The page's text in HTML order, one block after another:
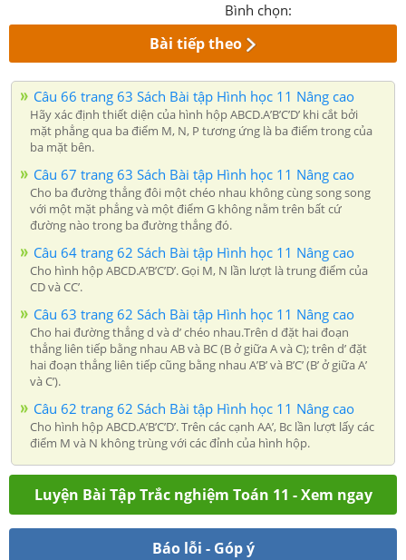
Bình chọn:
Bài tiếp theo
Câu 66 trang 63 Sách Bài tập Hình học 11 Nâng cao
Hãy xác định thiết diện của hình hộp ABCD.A’B’C’D’ khi cắt bởi
mặt phẳng qua ba điểm M, N, P tương ứng là ba điểm trong của
ba mặt bên.
Câu 67 trang 63 Sách Bài tập Hình học 11 Nâng cao
Cho ba đường thẳng đôi một chéo nhau không cùng song song
với một mặt phẳng và một điểm G không nằm trên bất cứ
đường nào trong ba đường thẳng đó.
Câu 64 trang 62 Sách Bài tập Hình học 11 Nâng cao
Cho hình hộp ABCD.A’B’C’D’. Gọi M, N lần lượt là trung điểm của
CD và CC’.
Câu 63 trang 62 Sách Bài tập Hình học 11 Nâng cao
Cho hai đường thẳng d và d’ chéo nhau.Trên d đặt hai đoạn
thẳng liên tiếp bằng nhau AB và BC (B ở giữa A và C); trên d’ đặt
hai đoạn thẳng liên tiếp cũng bằng nhau A’B’ và B’C’ (B’ ở giữa A’
và C’).
Câu 62 trang 62 Sách Bài tập Hình học 11 Nâng cao
Cho hình hộp ABCD.A’B’C’D’. Trên các cạnh AA’, Bc lần lượt lấy các
điểm M và N không trùng với các đỉnh của hình hộp.
Luyện Bài Tập Trắc nghiệm Toán 11 - Xem ngay
Báo lỗi - Góp ý